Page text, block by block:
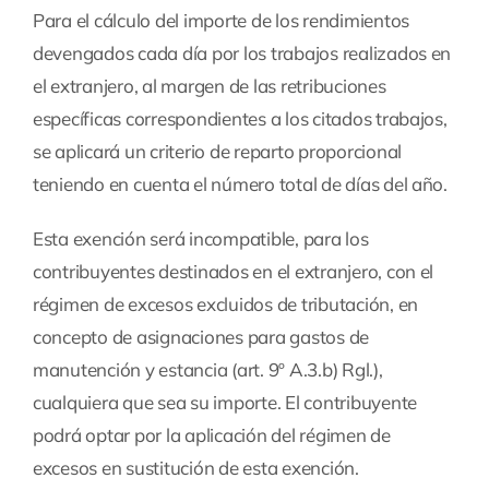
Para el cálculo del importe de los rendimientos
devengados cada día por los trabajos realizados en
el extranjero, al margen de las retribuciones
específicas correspondientes a los citados trabajos,
se aplicará un criterio de reparto proporcional
teniendo en cuenta el número total de días del año.
Esta exención será incompatible, para los
contribuyentes destinados en el extranjero, con el
régimen de excesos excluidos de tributación, en
concepto de asignaciones para gastos de
manutención y estancia (art. 9º A.3.b) Rgl.),
cualquiera que sea su importe. El contribuyente
podrá optar por la aplicación del régimen de
excesos en sustitución de esta exención.